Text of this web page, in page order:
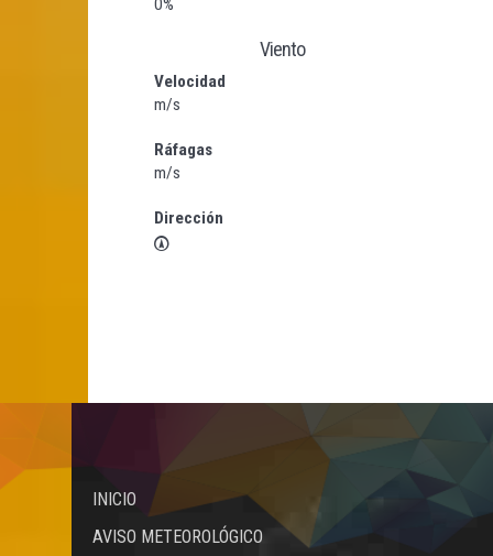
0%
Viento
Velocidad
m/s
Ráfagas
m/s
Dirección
INICIO
AVISO METEOROLÓGICO